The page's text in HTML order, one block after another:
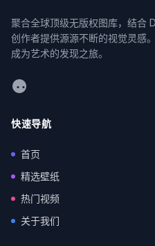
聚合全球顶级无版权图库，结合
创作者提供源源不断的视觉灵感
成为艺术的发现之旅。
WeChat
快速导航
首页
精选壁纸
热门视频
关于我们